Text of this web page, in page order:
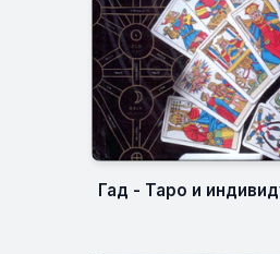
Гад - Таро и